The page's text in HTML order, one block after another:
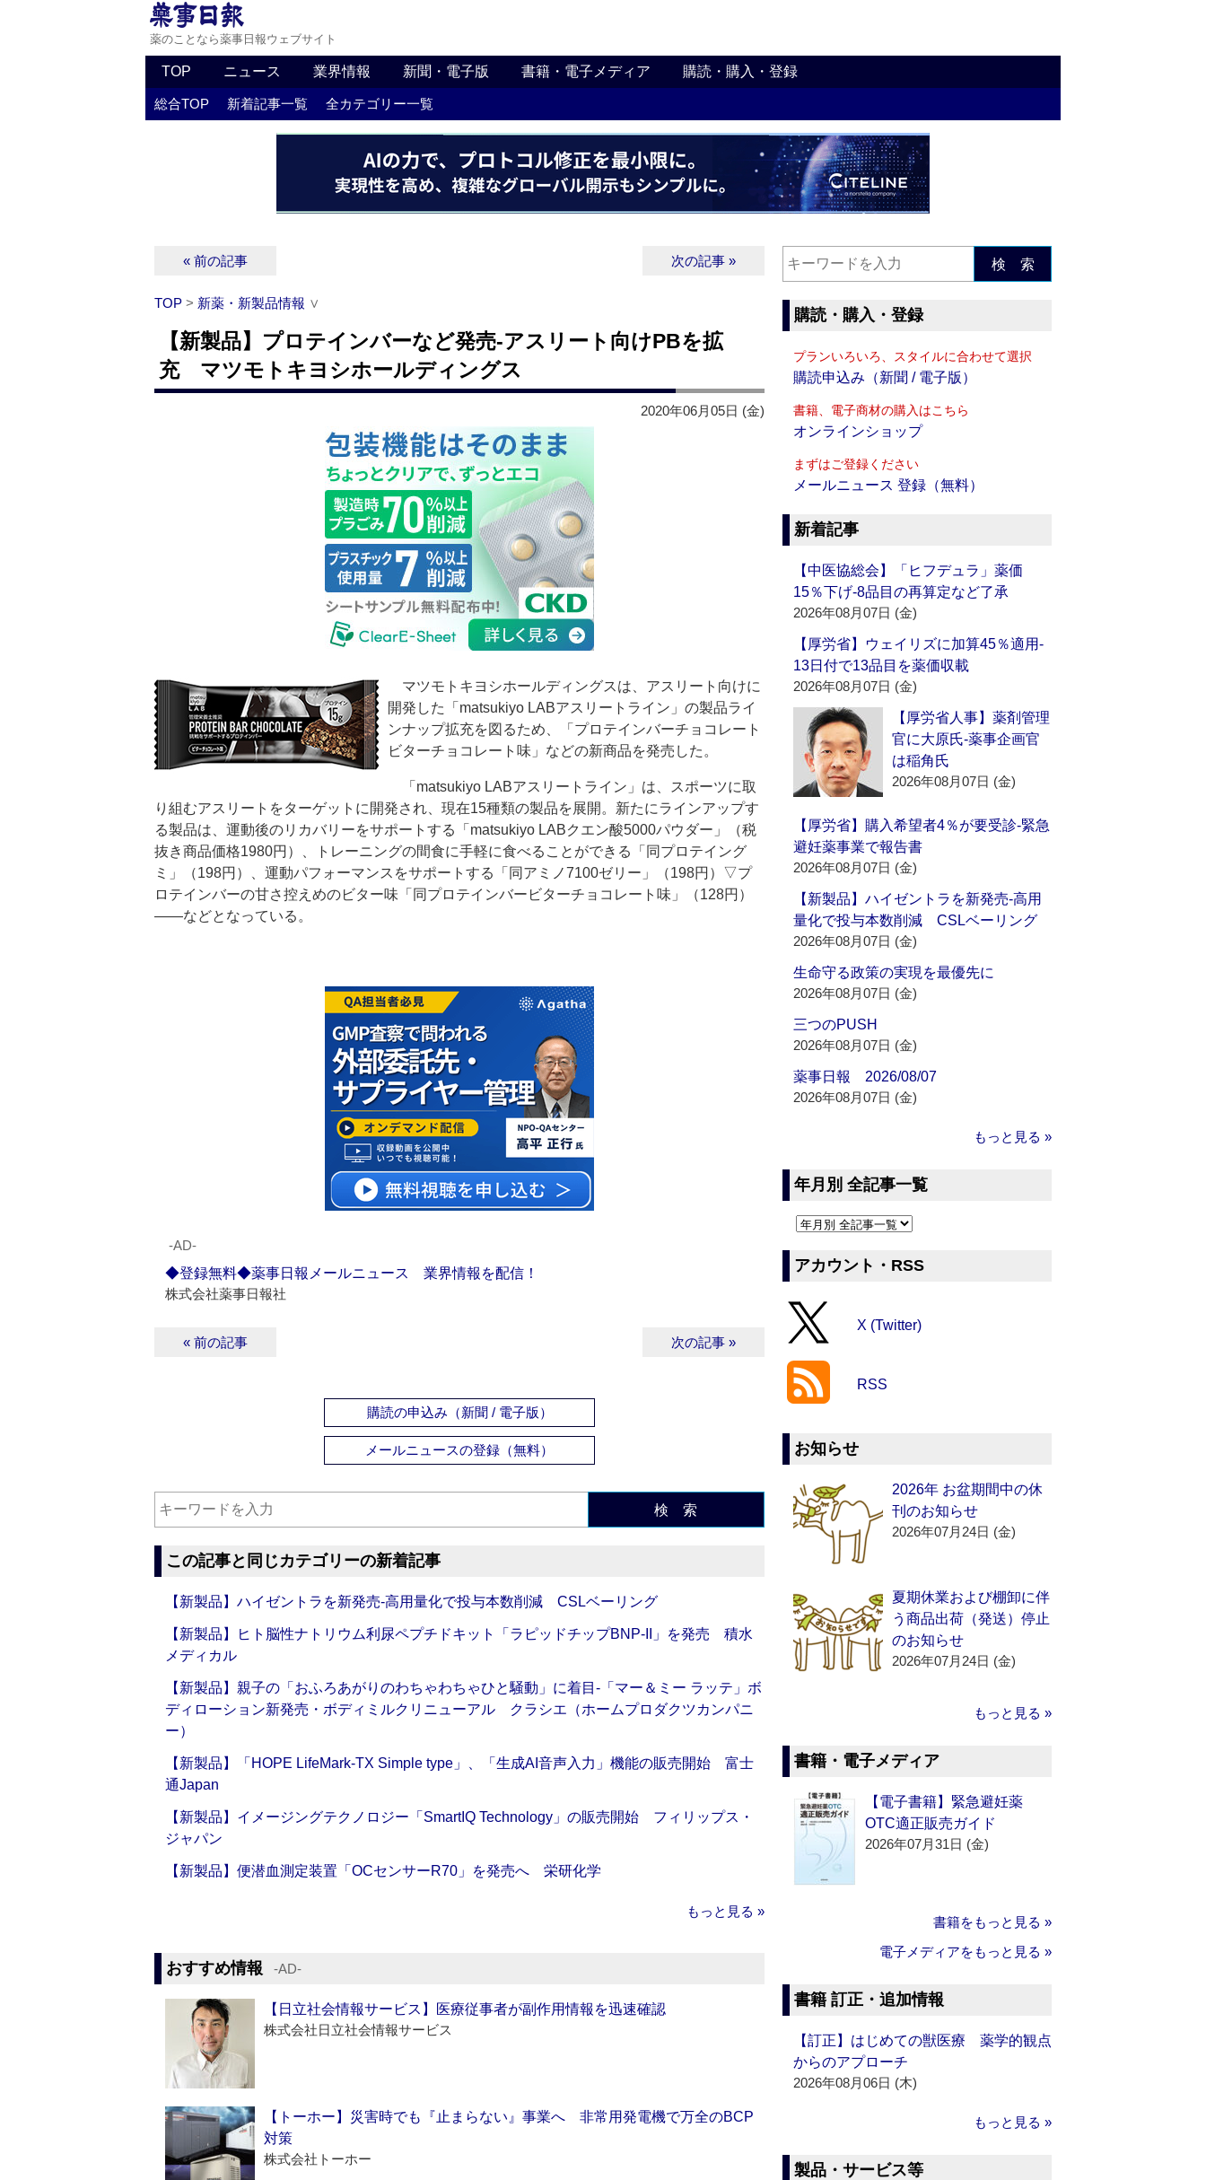
薬のことなら薬事日報ウェブサイト
TOP ニュース 業界情報 新聞・電子版 書籍・電子メディア 購読・購入・登録
総合TOP 新着記事一覧 全カテゴリー一覧
« 前の記事 次の記事 »
TOP > 新薬・新製品情報 ∨
【新製品】プロテインバーなど発売‐アスリート向けPBを拡
充 マツモトキヨシホールディングス
2020年06月05日 (金)
マツモトキヨシホールディングスは、アスリート向けに
開発した「matsukiyo LABアスリートライン」の製品ライ
ンナップ拡充を図るため、「プロテインバーチョコレート
ビターチョコレート味」などの新商品を発売した。
「matsukiyo LABアスリートライン」は、スポーツに取
り組むアスリートをターゲットに開発され、現在15種類の製品を展開。新たにラインアップす
る製品は、運動後のリカバリーをサポートする「matsukiyo LABクエン酸5000パウダー」（税
抜き商品価格1980円）、トレーニングの間食に手軽に食べることができる「同プロテイング
ミ」（198円）、運動パフォーマンスをサポートする「同アミノ7100ゼリー」（198円）▽プ
ロテインバーの甘さ控えめのビター味「同プロテインバービターチョコレート味」（128円）
――などとなっている。
‐AD‐
◆登録無料◆薬事日報メールニュース 業界情報を配信！
株式会社薬事日報社
« 前の記事 次の記事 »
購読の申込み（新聞 / 電子版）
メールニュースの登録（無料）
検 索
この記事と同じカテゴリーの新着記事
【新製品】ハイゼントラを新発売‐高用量化で投与本数削減 CSLベーリング
【新製品】ヒト脳性ナトリウム利尿ペプチドキット「ラピッドチップBNP-II」を発売 積水
メディカル
【新製品】親子の「おふろあがりのわちゃわちゃひと騒動」に着目‐「マー＆ミー ラッテ」ボ
ディローション新発売・ボディミルクリニューアル クラシエ（ホームプロダクツカンパニ
ー）
【新製品】「HOPE LifeMark-TX Simple type」、「生成AI音声入力」機能の販売開始 富士
通Japan
【新製品】イメージングテクノロジー「SmartIQ Technology」の販売開始 フィリップス・
ジャパン
【新製品】便潜血測定装置「OCセンサーR70」を発売へ 栄研化学
もっと見る »
おすすめ情報 ‐AD‐
【日立社会情報サービス】医療従事者が副作用情報を迅速確認
株式会社日立社会情報サービス
【トーホー】災害時でも『止まらない』事業へ 非常用発電機で万全のBCP
対策
株式会社トーホー
検 索
購読・購入・登録
プランいろいろ、スタイルに合わせて選択
購読申込み（新聞 / 電子版）
書籍、電子商材の購入はこちら
オンラインショップ
まずはご登録ください
メールニュース 登録（無料）
新着記事
【中医協総会】「ヒフデュラ」薬価
15％下げ‐8品目の再算定など了承
2026年08月07日 (金)
【厚労省】ウェイリズに加算45％適用‐
13日付で13品目を薬価収載
2026年08月07日 (金)
【厚労省人事】薬剤管理
官に大原氏‐薬事企画官
は稲角氏
2026年08月07日 (金)
【厚労省】購入希望者4％が要受診‐緊急
避妊薬事業で報告書
2026年08月07日 (金)
【新製品】ハイゼントラを新発売‐高用
量化で投与本数削減 CSLベーリング
2026年08月07日 (金)
生命守る政策の実現を最優先に
2026年08月07日 (金)
三つのPUSH
2026年08月07日 (金)
薬事日報 2026/08/07
2026年08月07日 (金)
もっと見る »
年月別 全記事一覧
アカウント・RSS
X (Twitter)
RSS
お知らせ
2026年 お盆期間中の休
刊のお知らせ
2026年07月24日 (金)
夏期休業および棚卸に伴
う商品出荷（発送）停止
のお知らせ
2026年07月24日 (金)
もっと見る »
書籍・電子メディア
【電子書籍】緊急避妊薬
OTC適正販売ガイド
2026年07月31日 (金)
書籍をもっと見る »
電子メディアをもっと見る »
書籍 訂正・追加情報
【訂正】はじめての獣医療 薬学的観点
からのアプローチ
2026年08月06日 (木)
もっと見る »
製品・サービス等